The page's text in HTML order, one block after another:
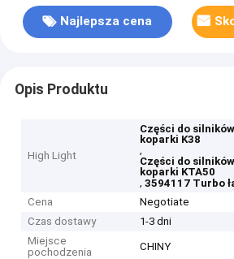
Najlepsza cena
Opis Produktu
High Light
Części do
koparki K38
,
Części do
koparki KTA50
,3594117 Turbo
Cena
Negotiate
Czas dostawy
1-3 dni
Miejsce
pochodzenia
CHINY